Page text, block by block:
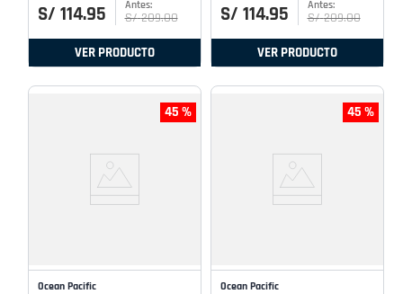
S/ 114.95 S/ 209.00
VER PRODUCTO
S/ 114.95 S/ 209.00
VER PRODUCTO
45 %
Ocean Pacific
45 %
Ocean Pacific